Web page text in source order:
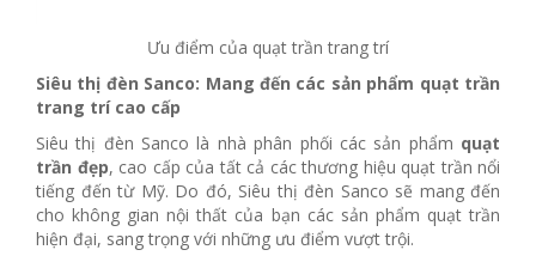
Ưu điểm của quạt trần trang trí
Siêu thị đèn Sanco: Mang đến các sản phẩm quạt trần
trang trí cao cấp
Siêu thị đèn Sanco là nhà phân phối các sản phẩm quạt
trần đẹp, cao cấp của tất cả các thương hiệu quạt trần nổi
tiếng đến từ Mỹ. Do đó, Siêu thị đèn Sanco sẽ mang đến
cho không gian nội thất của bạn các sản phẩm quạt trần
hiện đại, sang trọng với những ưu điểm vượt trội.